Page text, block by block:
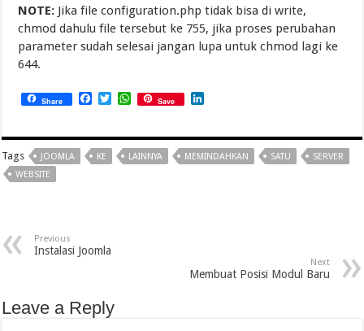
NOTE: Jika file configuration.php tidak bisa di write,
chmod dahulu file tersebut ke 755, jika proses perubahan
parameter sudah selesai jangan lupa untuk chmod lagi ke
644.
Share Facebook
TwitterWhatsApp
Save
Tags JOOMLA KE LAINNYA MEMINDAHKAN SATU
SERVER
WEBSITE
Previous
Instalasi Joomla
Next
Membuat Posisi Modul Baru
Leave a Reply